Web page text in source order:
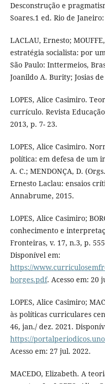
Desconstrução e
Soares.1 ed. Rio de
LACLAU, Ernesto;
estratégia socialista: por
São Paulo: Inttermeios,
Joanildo A. Burity; Josias
LOPES, Alice Casimiro.
currículo. Revista
2013, p. 7- 23.
LOPES, Alice Casimiro.
política: em defesa de um
A. C.; MENDONÇA, D.
Ernesto Laclau: ensaios
Annabrume, 2015.
LOPES, Alice Casimiro;
conhecimento e
Fronteiras, v. 17, n.3, p.
Disponível em:
https://
borges.pdf. Acesso em: 20
LOPES, Alice Casimiro;
às políticas curriculares
46, jan./ dez. 2021.
https://
Acesso em: 27 jul. 2022.
MACEDO, Elizabeth. A